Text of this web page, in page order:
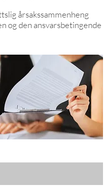
årsakssammenheng
og den ansvarsbetingende